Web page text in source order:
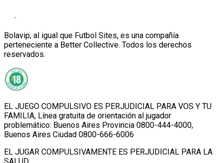
Bolavip, al igual que Futbol Sites, es una compañía
perteneciente a Better Collective. Todos los derechos
reservados.
EL JUEGO COMPULSIVO ES PERJUDICIAL PARA VOS Y TU
FAMILIA, Línea gratuita de orientación al jugador
problemático: Buenos Aires Provincia 0800-444-4000,
Buenos Aires Ciudad 0800-666-6006
EL JUGAR COMPULSIVAMENTE ES PERJUDICIAL PARA LA